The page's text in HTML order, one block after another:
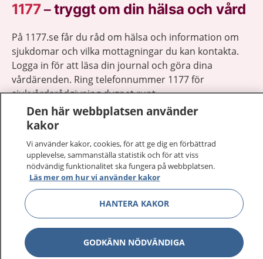
1177–tryggt om din hälsa och vård
På 1177.se får du råd om hälsa och information om
sjukdomar och vilka mottagningar du kan kontakta.
Logga in för att läsa din journal och göra dina
vårdärenden. Ring telefonnummer 1177 för
sjukvårdsrådgivning dygnet runt.
1177 ger dig råd när du vill må bättre.
1177 på flera språk
Om 1177 Visa
Kontakt Visa
Den här webbplatsen använder
kakor
Vi använder kakor, cookies, för att ge dig en förbättrad
upplevelse, sammanställa statistik och för att viss
nödvändig funktionalitet ska fungera på webbplatsen.
Läs mer om hur vi använder kakor
HANTERA KAKOR
GODKÄNN NÖDVÄNDIGA